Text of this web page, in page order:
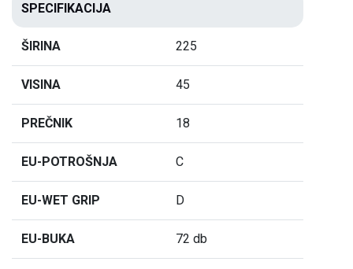
SPECIFIKACIJA
ŠIRINA 225
VISINA 45
PREČNIK 18
EU-POTROŠNJA C
EU-WET GRIP D
EU-BUKA 72 db